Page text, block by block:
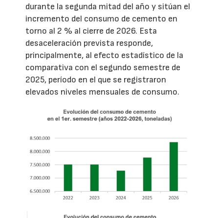
durante la segunda mitad del año y sitúan el
incremento del consumo de cemento en
torno al 2 % al cierre de 2026. Esta
desaceleración prevista responde,
principalmente, al efecto estadístico de la
comparativa con el segundo semestre de
2025, período en el que se registraron
elevados niveles mensuales de consumo.